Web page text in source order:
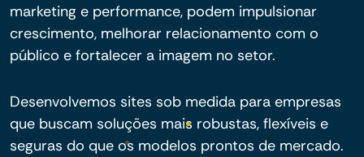
marketing e performance, podem impulsionar
crescimento, melhorar relacionamento com o
público e fortalecer a imagem no setor.
Desenvolvemos sites sob medida para empresas
que buscam soluções mais robustas, flexíveis e
seguras do que os modelos prontos de mercado.